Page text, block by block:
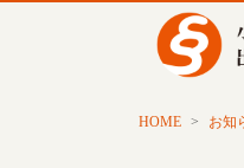
HOME > お知